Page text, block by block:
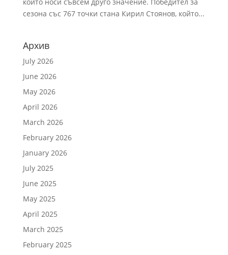
сезона със 767 точки стана Кирил Стоянов, който...
Архив
July 2026
June 2026
May 2026
April 2026
March 2026
February 2026
January 2026
July 2025
June 2025
May 2025
April 2025
March 2025
February 2025